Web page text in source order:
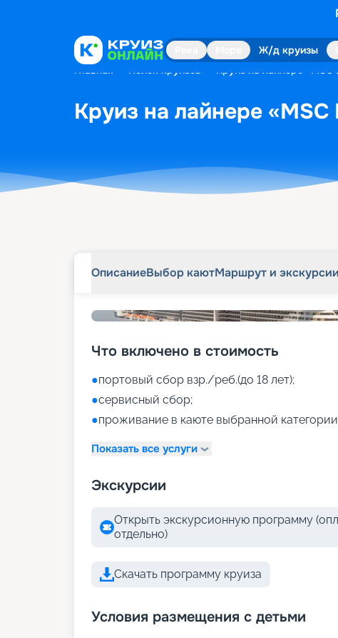
Ж/д круизы
Главная Поиск круизов Круиз на лайнере «MSC
Круиз на лайнере
ОписаниеВыбор каютМаршрут и экскурсии
Что включено в стоимость
●портовый сбор взр./реб.(до 18 лет);
●сервисный сбор;
●проживание в каюте выбранной
Показать все услуги
Экскурсии
Открыть экскурсионную программу
отдельно)
Скачать программу круиза
Условия размещения с детьми